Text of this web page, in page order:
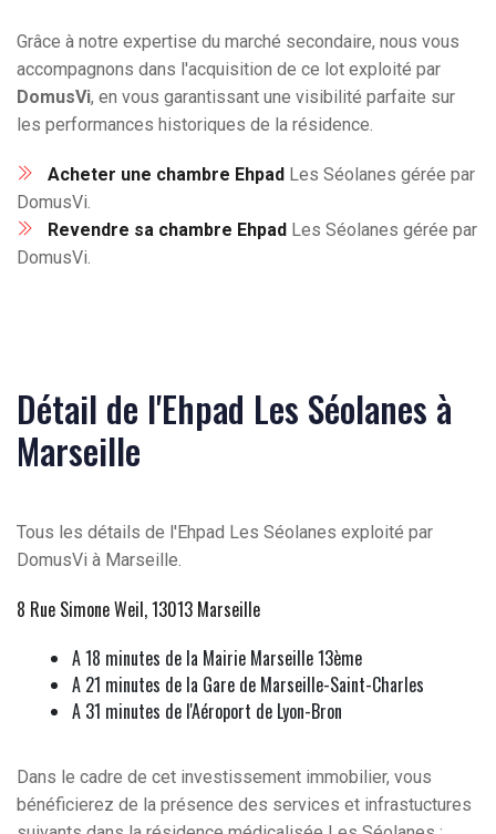
Grâce à notre expertise du marché secondaire, nous vous
accompagnons dans l'acquisition de ce lot exploité par
DomusVi, en vous garantissant une visibilité parfaite sur
les performances historiques de la résidence.
Acheter une chambre Ehpad Les Séolanes gérée par
DomusVi.
Revendre sa chambre Ehpad Les Séolanes gérée par
DomusVi.
Détail de l'Ehpad Les Séolanes à
Marseille
Tous les détails de l'Ehpad Les Séolanes exploité par
DomusVi à Marseille.
8 Rue Simone Weil, 13013 Marseille
A 18 minutes de la Mairie Marseille 13ème
A 21 minutes de la Gare de Marseille-Saint-Charles
A 31 minutes de l'Aéroport de Lyon-Bron
Dans le cadre de cet investissement immobilier, vous
bénéficierez de la présence des services et infrastuctures